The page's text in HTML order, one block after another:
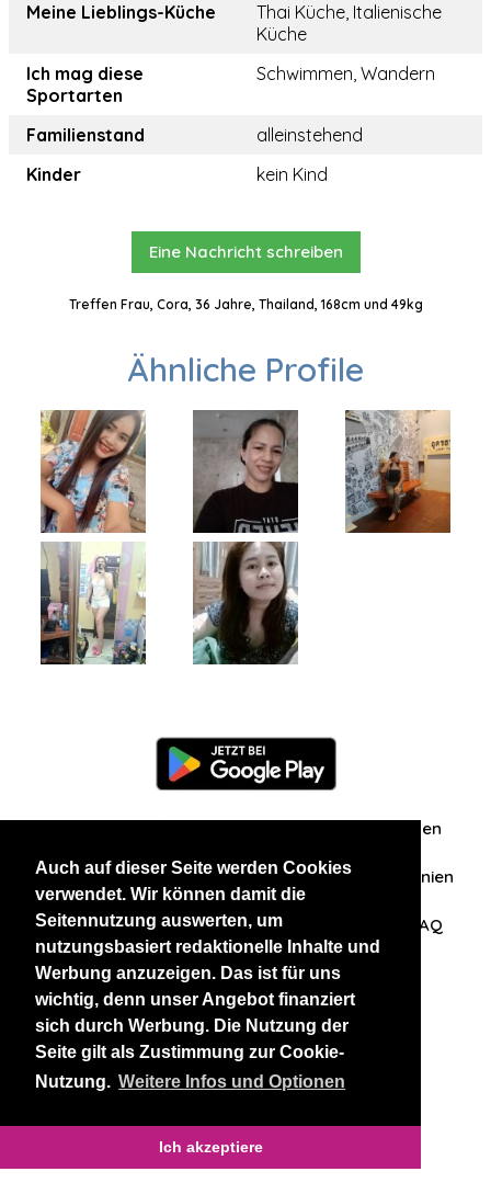
Auch auf dieser Seite werden Cookies
verwendet. Wir können damit die
Seitennutzung auswerten, um
nutzungsbasiert redaktionelle Inhalte und
Werbung anzuzeigen. Das ist für uns
wichtig, denn unser Angebot finanziert
sich durch Werbung. Die Nutzung der
Seite gilt als Zustimmung zur Cookie-
Nutzung. Weitere Infos und Optionen
Ich akzeptiere
Meine Lieblings-Küche
Thai Küche, Italienische
Küche
Ich mag diese
Sportarten
Schwimmen, Wandern
Familienstand
alleinstehend
Kinder
kein Kind
Eine Nachricht schreiben
Treffen Frau, Cora, 36 Jahre, Thailand, 168cm und 49kg
Ähnliche Profile
Zuschriften/Erfahrungen
Datenschutzerklärung AGB Datenschutzrichtlinien
Nehmen Sie Kontakt mit uns auf FAQ
Unsere anderen Websites
BlackAndBeauties RussianKisses